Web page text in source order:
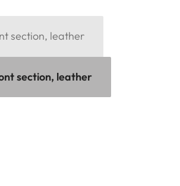
section, leather
section, leather